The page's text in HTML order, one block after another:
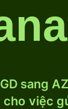
sang
việc